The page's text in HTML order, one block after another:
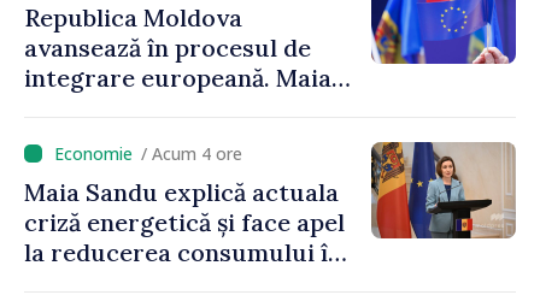
Republica Moldova
avansează în procesul de
integrare europeană. Maia
niciun stat”
/ Acum 4 ore
Maia Sandu explică actuala
criză energetică și face apel
la reducerea consumului în